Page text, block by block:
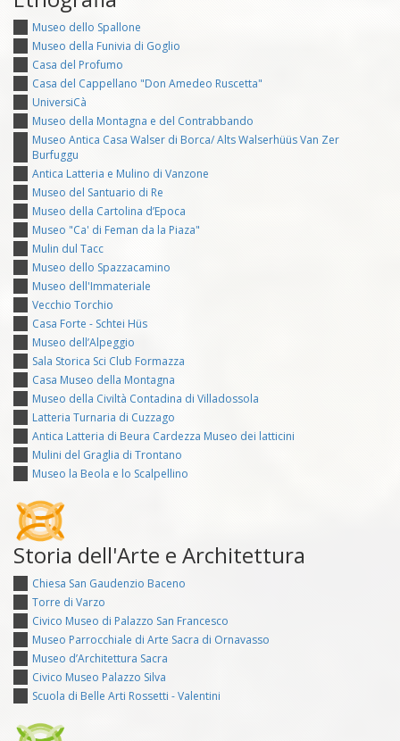
Museo dello Spallone
Museo della Funivia di Goglio
Casa del Profumo
Casa del Cappellano "Don Amedeo Ruscetta"
UniversiCà
Museo della Montagna e del Contrabbando
Museo Antica Casa Walser di Borca/ Alts Walserhüüs Van Zer
Burfuggu
Antica Latteria e Mulino di Vanzone
Museo del Santuario di Re
Museo della Cartolina d’Epoca
Museo "Ca' di Feman da la Piaza"
Mulin dul Tacc
Museo dello Spazzacamino
Museo dell'Immateriale
Vecchio Torchio
Casa Forte - Schtei Hüs
Museo dell’Alpeggio
Sala Storica Sci Club Formazza
Casa Museo della Montagna
Museo della Civiltà Contadina di Villadossola
Latteria Turnaria di Cuzzago
Antica Latteria di Beura Cardezza Museo dei latticini
Mulini del Graglia di Trontano
Museo la Beola e lo Scalpellino
Storia dell'Arte e Architettura
Chiesa San Gaudenzio Baceno
Torre di Varzo
Civico Museo di Palazzo San Francesco
Museo Parrocchiale di Arte Sacra di Ornavasso
Museo d’Architettura Sacra
Civico Museo Palazzo Silva
Scuola di Belle Arti Rossetti - Valentini